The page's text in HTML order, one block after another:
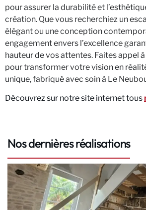
pour assurer la durabilité et
création. Que vous recherchiez un
élégant ou une conception
engagement envers l’excellence
hauteur de vos attentes. Faites appel
pour transformer votre vision en
unique, fabriqué avec soin à Le
Découvrez sur notre site internet tous
Nos dernières réalisations